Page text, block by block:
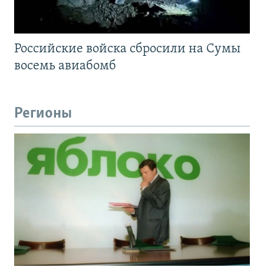
Российские войска сбросили на Сумы
восемь авиабомб
Регионы